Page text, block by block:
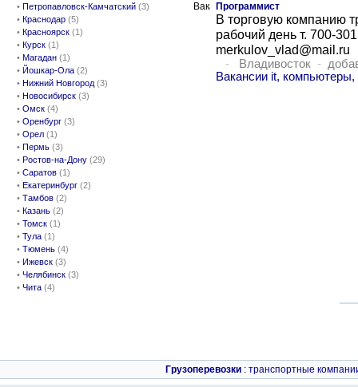
• Петропавловск-Камчатский (3)
• Краснодар (5)
• Красноярск (1)
• Курск (1)
• Магадан (1)
• Йошкар-Ола (2)
• Нижний Новгород (3)
• Новосибирск (3)
• Омск (4)
• Оренбург (3)
• Орел (1)
• Пермь (3)
• Ростов-на-Дону (29)
• Саратов (1)
• Екатеринбург (2)
• Тамбов (2)
• Казань (2)
• Томск (1)
• Тула (1)
• Тюмень (4)
• Ижевск (3)
• Челябинск (3)
• Чита (4)
Программист
В торговую компанию
рабочий день т. 700-
merkulov_vlad@mail.ru
- Владивосток -
Вакансии it, компьютеры,
Грузоперевозки : транспортные